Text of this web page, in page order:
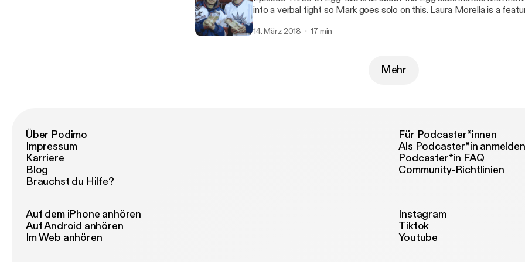
into a verbal fight so Mark goes solo on this. Laura Morella is a featured vegan on this
14. März 2018 17 min
Mehr
Über Podimo
Impressum
Karriere
Blog
Brauchst du Hilfe?
Für Podcaster*innen
Als Podcaster*in anmelden
Podcaster*in FAQ
Community-Richtlinien
Auf dem iPhone anhören
Auf Android anhören
Im Web anhören
Instagram
Tiktok
Youtube